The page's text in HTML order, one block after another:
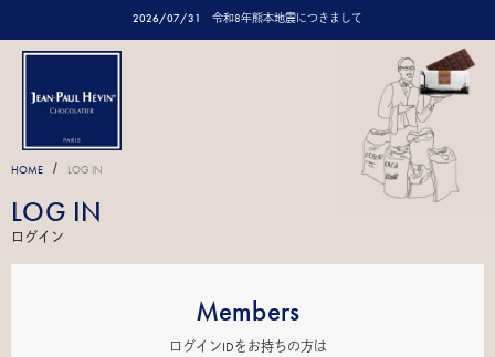
2026/07/31 令和8年熊本地震につきまして
HOME / LOG IN
LOG IN
ログイン
Members
ログインIDをお持ちの方は